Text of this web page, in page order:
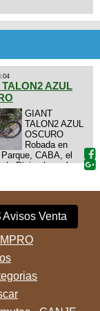
AZUL
GIANT
TALON2 AZUL
OSCURO
Robada en
CABA, el
de Diciembre a las
Avisos Venta